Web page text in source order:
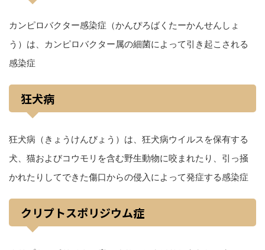
カンピロバクター感染症（かんぴろばくたーかんせんしょ
う）は、カンピロバクター属の細菌によって引き起こされる
感染症
狂犬病
狂犬病（きょうけんびょう）は、狂犬病ウイルスを保有する
犬、猫およびコウモリを含む野生動物に咬まれたり、引っ掻
かれたりしてできた傷口からの侵入によって発症する感染症
クリプトスポリジウム症